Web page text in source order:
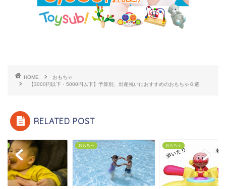
HOME
おもちゃ
【3000円以下・5000円以下】予算別、出産祝いにおすすめのおもちゃ６選
RELATED POST
おもちゃ おもちゃ